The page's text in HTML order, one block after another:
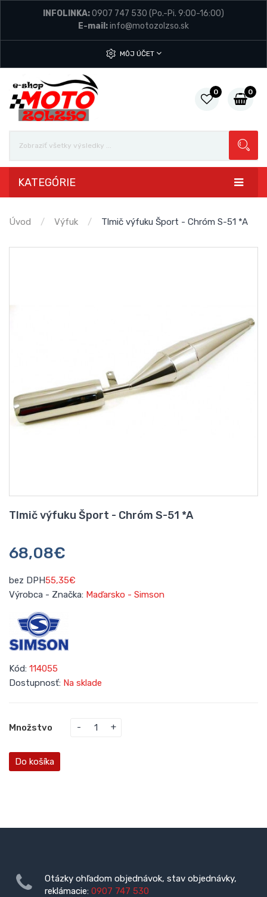
INFOLINKA:0907 747 530 (Po.-Pi. 9:00-16:00)
E-mail:info@motozolzso.sk
MÔJ ÚČET
0 0
KATEGÓRIE
Úvod Výfuk Tlmič výfuku Šport - Chróm S-51 *A
Tlmič výfuku Šport - Chróm S-51 *A
68,08€
bez DPH55,35€
Výrobca - Značka: Maďarsko - Simson
Kód: 114055
Dostupnosť: Na sklade
Množstvo
Do košíka
Otázky ohľadom objednávok, stav objednávky,
reklámacie: 0907 747 530